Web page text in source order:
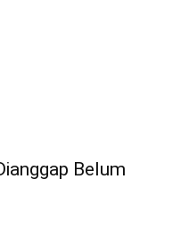
Belum